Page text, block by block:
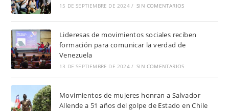
15 DE SEPTIEMBRE DE 2024 / SIN COMENTARIOS
Lideresas de movimientos sociales reciben
formación para comunicar la verdad de
Venezuela
13 DE SEPTIEMBRE DE 2024 / SIN COMENTARIOS
Movimientos de mujeres honran a Salvador
Allende a 51 años del golpe de Estado en Chile